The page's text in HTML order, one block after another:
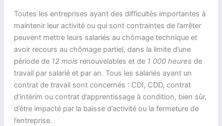
Toutes les entreprises ayant des difficultés importantes à
maintenir leur activité ou qui sont contraintes de l’arrêter
peuvent mettre leurs salariés au chômage technique et
avoir recours au chômage partiel, dans la limite d’une
période de 12 mois renouvelables et de 1 000 heures de
travail par salarié et par an. Tous les salariés ayant un
contrat de travail sont concernés : CDI, CDD, contrat
d’intérim ou contrat d’apprentissage à condition, bien sûr,
d’être impacté par la baisse d’activité ou la fermeture de
l’entreprise.